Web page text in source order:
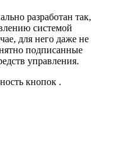
разработан так,
системой
для него даже не
подписанные
управления.
кнопок .